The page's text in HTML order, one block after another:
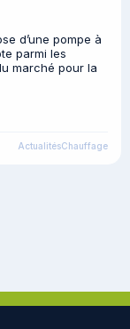
d’une pompe à
parmi les
marché pour la
ActualitésChauffage